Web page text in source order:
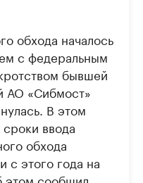
обхода началось
с федеральным
бывшей
АО «Сибмост»
В этом
сроки ввода
обхода
с этого года на